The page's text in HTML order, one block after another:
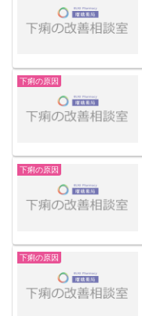
下痢の原因
下痢の原因
下痢の原因